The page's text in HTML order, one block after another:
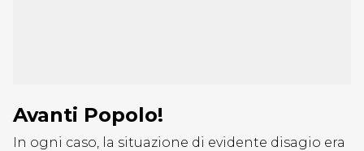
Avanti Popolo!
In ogni caso, la situazione di evidente disagio era